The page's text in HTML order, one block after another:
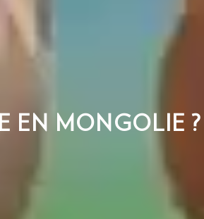
EN MONGOLIE ?